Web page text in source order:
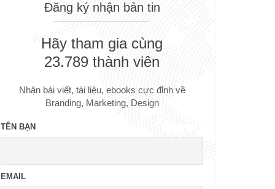
Đăng ký nhận bản tin
Hãy tham gia cùng
23.789 thành viên
Nhận bài viết, tài liệu, ebooks cực đỉnh về
Branding, Marketing, Design
TÊN BẠN
EMAIL